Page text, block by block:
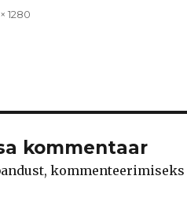
1280
kommentaar
kommenteerimiseks